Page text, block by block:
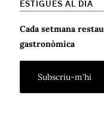
ESTIGUES AL DIA
Cada setmana
gastronòmica